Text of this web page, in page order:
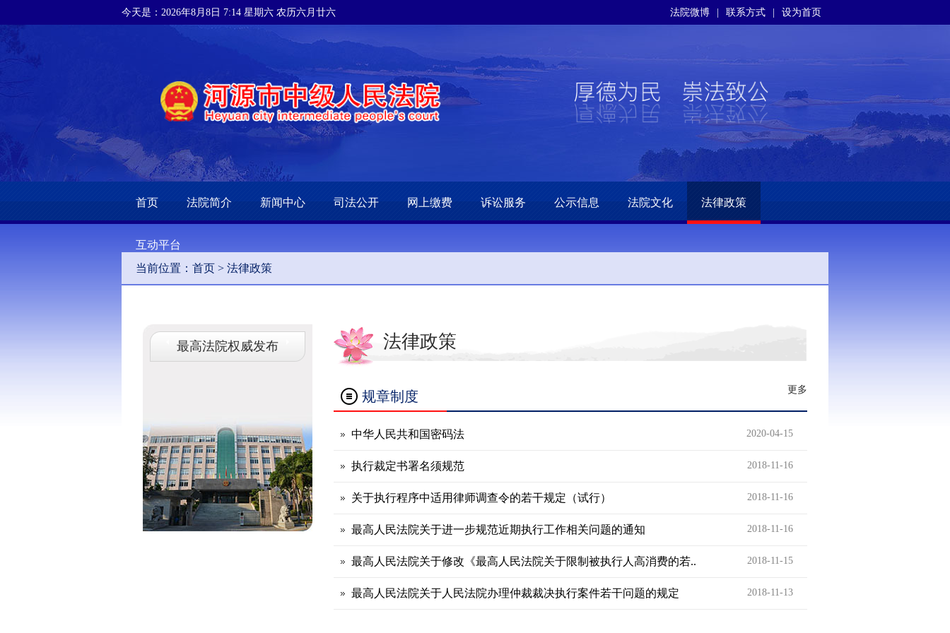
今天是：2026年8月8日 7:14 星期六 农历六月廿六 法院微博 联系方式 设为首页
首页 法院简介 新闻中心 司法公开 网上缴费 诉讼服务 公示信息 法院文化 法律政策
互动平台
当前位置： 首页 > 法律政策
最高法院权威发布 法律政策
规章制度 更多
中华人民共和国密码法 2020-04-15
执行裁定书署名须规范 2018-11-16
关于执行程序中适用律师调查令的若干规定（试行） 2018-11-16
最高人民法院关于进一步规范近期执行工作相关问题的通知 2018-11-16
最高人民法院关于修改《最高人民法院关于限制被执行人高消费的若.. 2018-11-15
最高人民法院关于人民法院办理仲裁裁决执行案件若干问题的规定 2018-11-13